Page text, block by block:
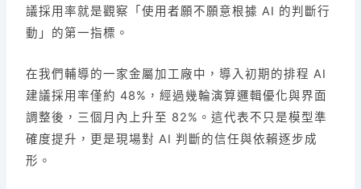
議採用率就是觀察「使用者願不願意根據 AI 的判斷行
動」的第一指標。
在我們輔導的一家金屬加工廠中，導入初期的排程 AI
建議採用率僅約 48%，經過幾輪演算邏輯優化與界面
調整後，三個月內上升至 82%。這代表不只是模型準
確度提升，更是現場對 AI 判斷的信任與依賴逐步成
形。